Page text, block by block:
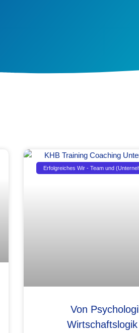
Erfolgreiches Wir - Team und
Von